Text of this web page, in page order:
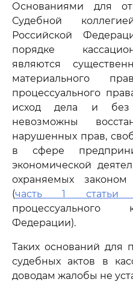
Основаниями для
Судебной
Российской
порядке
являются
материального
процессуального
исход дела и без
невозможны
нарушенных прав,
в сфере
экономической
охраняемых
(часть 1 статьи
процессуального
Федерации).
Таких оснований для
судебных актов в
доводам жалобы не